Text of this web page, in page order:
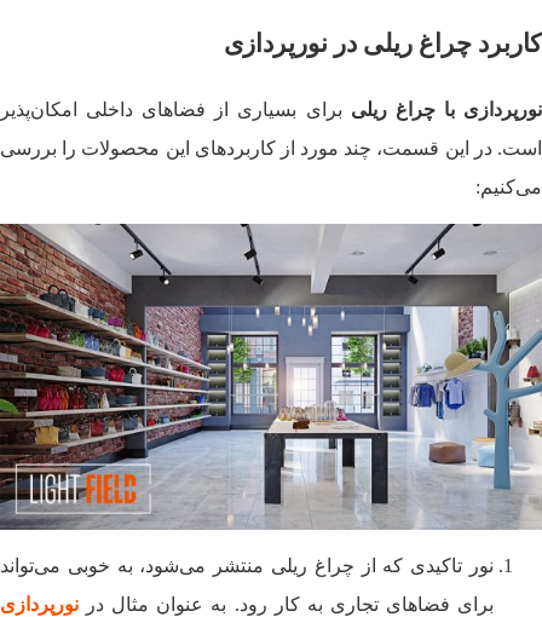
کاربرد چراغ ریلی در نورپردازی
نورپردازی با چراغ ریلی برای بسیاری از فضاهای داخلی امکان‌پذیر
است. در این قسمت، چند مورد از کاربردهای این محصولات را بررسی
می‌کنیم:
نور تاکیدی که از چراغ‌ ریلی منتشر می‌شود، به خوبی‌ می‌تواند
برای فضاهای تجاری به کار رود. به عنوان مثال در نورپردازی